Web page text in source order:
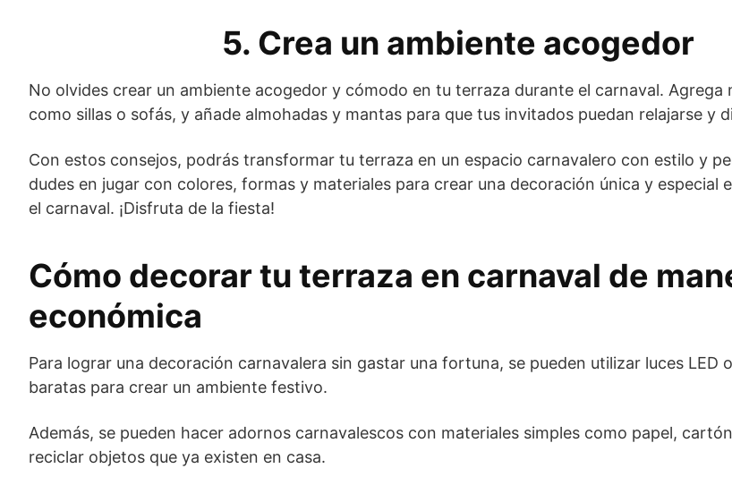
5. Crea un ambiente acogedor
No olvides crear un ambiente acogedor y cómodo en tu terraza durante el carnaval. Agrega
como sillas o sofás, y añade almohadas y mantas para que tus invitados puedan relajarse y
Con estos consejos, podrás transformar tu terraza en un espacio carnavalero con estilo y
dudes en jugar con colores, formas y materiales para crear una decoración única y especial
el carnaval. ¡Disfruta de la fiesta!
Cómo decorar tu terraza en carnaval de
económica
Para lograr una decoración carnavalera sin gastar una fortuna, se pueden utilizar luces LED
baratas para crear un ambiente festivo.
Además, se pueden hacer adornos carnavalescos con materiales simples como papel,
reciclar objetos que ya existen en casa.